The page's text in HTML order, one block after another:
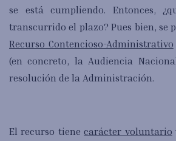
se está cumpliendo. Entonces,
transcurrido el plazo? Pues bien, se
Recurso Contencioso-Administrativo
(en concreto, la Audiencia
resolución de la Administración.
El recurso tienecarácter voluntario